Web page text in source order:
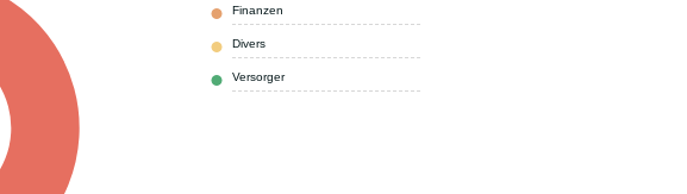
Finanzen
Divers
Versorger